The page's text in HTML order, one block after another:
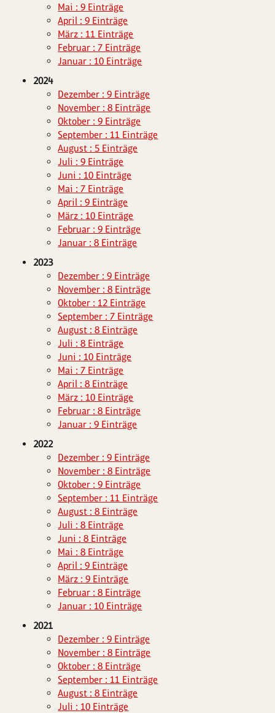
Mai : 9 Einträge
April : 9 Einträge
März : 11 Einträge
Februar : 7 Einträge
Januar : 10 Einträge
2024
Dezember : 9 Einträge
November : 8 Einträge
Oktober : 9 Einträge
September : 11 Einträge
August : 5 Einträge
Juli : 9 Einträge
Juni : 10 Einträge
Mai : 7 Einträge
April : 9 Einträge
März : 10 Einträge
Februar : 9 Einträge
Januar : 8 Einträge
2023
Dezember : 9 Einträge
November : 8 Einträge
Oktober : 12 Einträge
September : 7 Einträge
August : 8 Einträge
Juli : 8 Einträge
Juni : 10 Einträge
Mai : 7 Einträge
April : 8 Einträge
März : 10 Einträge
Februar : 8 Einträge
Januar : 9 Einträge
2022
Dezember : 9 Einträge
November : 8 Einträge
Oktober : 9 Einträge
September : 11 Einträge
August : 8 Einträge
Juli : 8 Einträge
Juni : 8 Einträge
Mai : 8 Einträge
April : 9 Einträge
März : 9 Einträge
Februar : 8 Einträge
Januar : 10 Einträge
2021
Dezember : 9 Einträge
November : 8 Einträge
Oktober : 8 Einträge
September : 11 Einträge
August : 8 Einträge
Juli : 10 Einträge